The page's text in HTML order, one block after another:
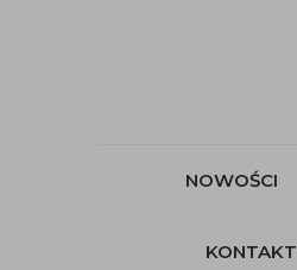
NOWOŚCI
KONTAKT